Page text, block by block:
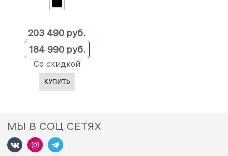
184 990 руб.
Со скидкой
203 490 руб.
КУПИТЬ
МЫ В СОЦ СЕТЯХ